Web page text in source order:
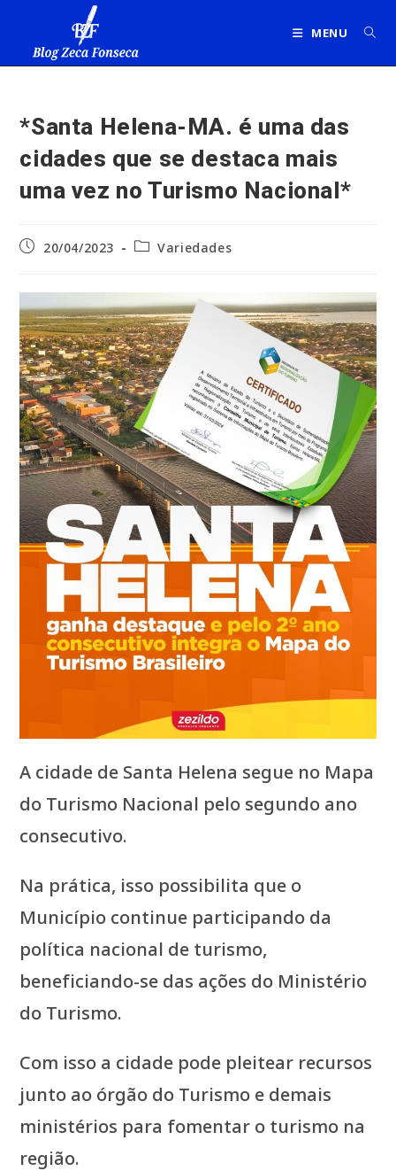
MENU
*Santa Helena-MA. é uma das
cidades que se destaca mais
uma vez no Turismo Nacional*
Post20/04/2023
Categoria
Variedades
A cidade de Santa Helena segue no Mapa
do Turismo Nacional pelo segundo ano
consecutivo.
Na prática, isso possibilita que o
Município continue participando da
política nacional de turismo,
beneficiando-se das ações do Ministério
do Turismo.
Com isso a cidade pode pleitear recursos
junto ao órgão do Turismo e demais
ministérios para fomentar o turismo na
região.